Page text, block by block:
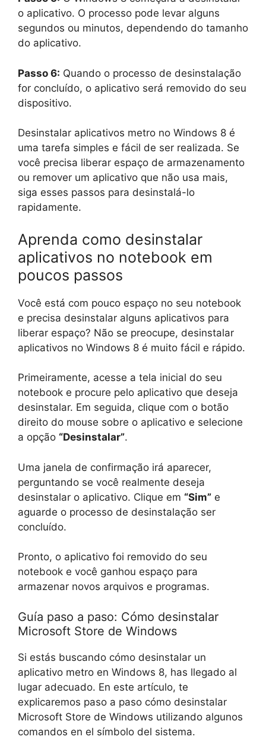
o aplicativo. O processo pode levar alguns
segundos ou minutos, dependendo do tamanho
do aplicativo.
Passo 6: Quando o processo de desinstalação
for concluído, o aplicativo será removido do seu
dispositivo.
Desinstalar aplicativos metro no Windows 8 é
uma tarefa simples e fácil de ser realizada. Se
você precisa liberar espaço de armazenamento
ou remover um aplicativo que não usa mais,
siga esses passos para desinstalá-lo
rapidamente.
Aprenda como desinstalar
aplicativos no notebook em
poucos passos
Você está com pouco espaço no seu notebook
e precisa desinstalar alguns aplicativos para
liberar espaço? Não se preocupe, desinstalar
aplicativos no Windows 8 é muito fácil e rápido.
Primeiramente, acesse a tela inicial do seu
notebook e procure pelo aplicativo que deseja
desinstalar. Em seguida, clique com o botão
direito do mouse sobre o aplicativo e selecione
a opção “Desinstalar”.
Uma janela de confirmação irá aparecer,
perguntando se você realmente deseja
desinstalar o aplicativo. Clique em “Sim” e
aguarde o processo de desinstalação ser
concluído.
Pronto, o aplicativo foi removido do seu
notebook e você ganhou espaço para
armazenar novos arquivos e programas.
Guía paso a paso: Cómo desinstalar
Microsoft Store de Windows
Si estás buscando cómo desinstalar un
aplicativo metro en Windows 8, has llegado al
lugar adecuado. En este artículo, te
explicaremos paso a paso cómo desinstalar
Microsoft Store de Windows utilizando algunos
comandos en el símbolo del sistema.